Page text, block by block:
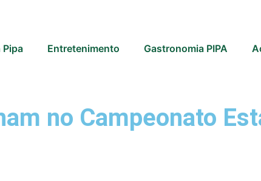
Pipa Entretenimento Gastronomia PIPA
no Campeonato